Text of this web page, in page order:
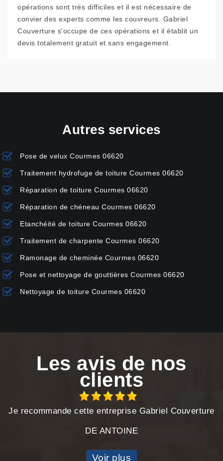
opérations sont très difficiles et il est nécessaire de
convier des experts comme les couvreurs. Gabriel
Couverture s'occupe de ces opérations et il établit un
devis totalement gratuit et sans engagement.
Autres services
Pose de velux Courmes 06620
Traitement hydrofuge de toiture Courmes 06620
Réparation de toiture Courmes 06620
Réparation de chéneau Courmes 06620
Etanchéité de toiture Courmes 06620
Traitement de charpente Courmes 06620
Ramonage de cheminée Courmes 06620
Pose et nettoyage de gouttières Courmes 06620
Nettoyage de toiture Courmes 06620
Les avis de nos
clients
Je recommande cette entreprise Gabriel Couverture
DE ANTOINE
Voir plus